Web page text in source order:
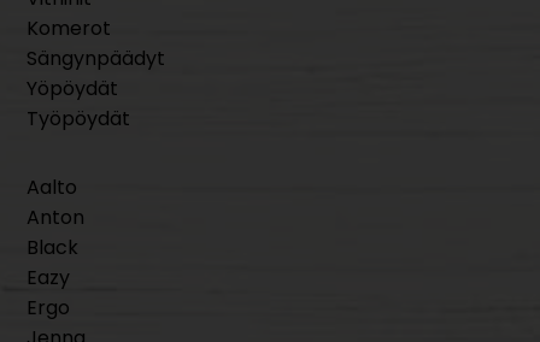
Komerot
Sängynpäädyt
Yöpöydät
Työpöydät
Aalto
Anton
Black
Eazy
Ergo